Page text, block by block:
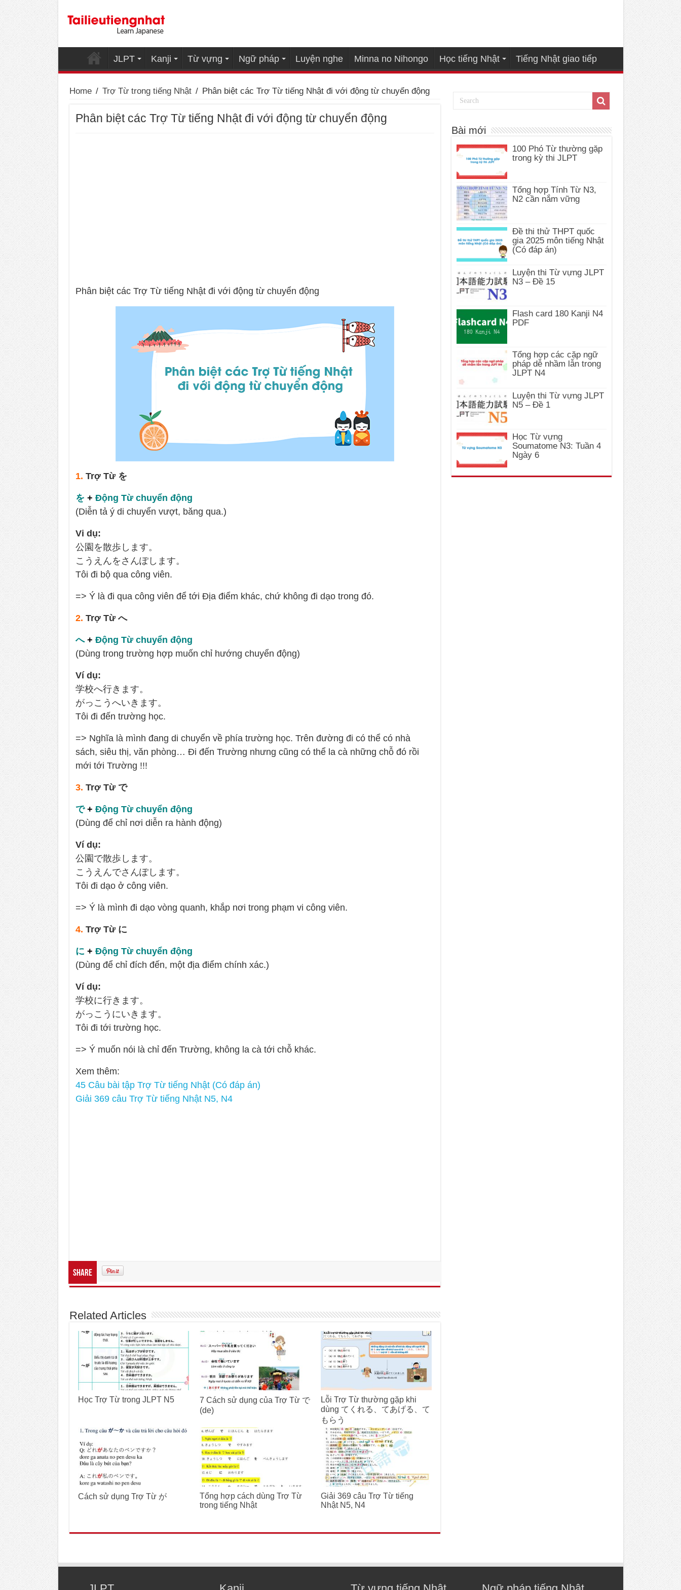
JLPT Kanji Từ vựng Ngữ pháp Luyện nghe Minna no Nihongo Học tiếng Nhật Tiếng Nhật giao tiếp
Home / Trợ Từ trong tiếng Nhật / Phân biệt các Trợ Từ tiếng Nhật đi với động từ chuyển động
Phân biệt các Trợ Từ tiếng Nhật đi với động từ chuyển động
Phân biệt các Trợ Từ tiếng Nhật đi với động từ chuyển động
1. Trợ Từ を
を + Động Từ chuyển động
(Diễn tả ý di chuyển vượt, băng qua.)
Vi dụ:
公園を散歩します。
こうえんをさんぽします。
Tôi đi bộ qua công viên.
=> Ý là đi qua công viên để tới Địa điểm khác, chứ không đi dạo trong đó.
2. Trợ Từ へ
へ + Động Từ chuyển động
(Dùng trong trường hợp muốn chỉ hướng chuyển động)
Ví dụ:
学校へ行きます。
がっこうへいきます。
Tôi đi đến trường học.
=> Nghĩa là mình đang di chuyển về phía trường học. Trên đường đi có thể có nhà
sách, siêu thị, văn phòng… Đi đến Trường nhưng cũng có thể la cà những chỗ đó rồi
mới tới Trường !!!
3. Trợ Từ で
で + Động Từ chuyển động
(Dùng để chỉ nơi diễn ra hành động)
Ví dụ:
公園で散歩します。
こうえんでさんぽします。
Tôi đi dạo ở công viên.
=> Ý là mình đi dạo vòng quanh, khắp nơi trong phạm vi công viên.
4. Trợ Từ に
に + Động Từ chuyển động
(Dùng để chỉ đích đến, một địa điểm chính xác.)
Ví dụ:
学校に行きます。
がっこうにいきます。
Tôi đi tới trường học.
=> Ý muốn nói là chỉ đến Trường, không la cà tới chỗ khác.
Xem thêm:
45 Câu bài tập Trợ Từ tiếng Nhật (Có đáp án)
Giải 369 câu Trợ Từ tiếng Nhật N5, N4
Share
Related Articles
Học Trợ Từ trong JLPT N5
7 Cách sử dụng của Trợ Từ で
(de)
Lỗi Trợ Từ thường gặp khi
dùng てくれる、てあげる、て
もらう
Cách sử dụng Trợ Từ が
Tổng hợp cách dùng Trợ Từ
trong tiếng Nhật
Giải 369 câu Trợ Từ tiếng
Nhật N5, N4
Bài mới
100 Phó Từ thường gặp
trong kỳ thi JLPT
Tổng hợp Tính Từ N3,
N2 cần nắm vững
Đề thi thử THPT quốc
gia 2025 môn tiếng Nhật
(Có đáp án)
Luyện thi Từ vựng JLPT
N3 – Đề 15
Flash card 180 Kanji N4
PDF
Tổng hợp các cặp ngữ
pháp dễ nhầm lẫn trong
JLPT N4
Luyện thi Từ vựng JLPT
N5 – Đề 1
Học Từ vựng
Soumatome N3: Tuần 4
Ngày 6